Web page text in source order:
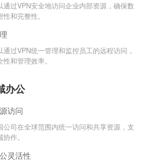
通过VPN安全地访问企业内部资源，确保数
和完整性。
通过VPN统一管理和监控员工的远程访问，
和管理效率。
办公
访问
公司在全球范围内统一访问和共享资源，支
作。
灵活性